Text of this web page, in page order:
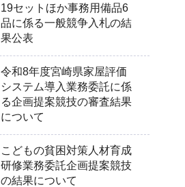
19セットほか事務用備品6
品に係る一般競争入札の結
果公表
令和8年度宮崎県家屋評価
システム導入業務委託に係
る企画提案競技の審査結果
について
こどもの貧困対策人材育成
研修業務委託企画提案競技
の結果について